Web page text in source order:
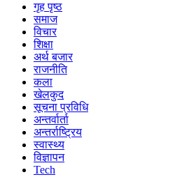
गृह पृष्ठ
समाज
विचार
शिक्षा
अर्थ बजार
राजनीति
कला
खेलकुद
सूचना प्रविधि
अन्तर्वार्ता
अन्तर्राष्ट्रिय
स्वास्थ्य
विज्ञापन
Tech